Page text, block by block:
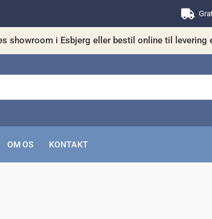
showroom i Esbjerg eller bestil online til levering
OM OS KONTAKT